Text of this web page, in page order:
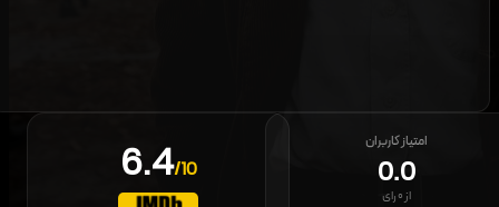
6.4/10
امتیاز کاربران
0.0
از۰رای